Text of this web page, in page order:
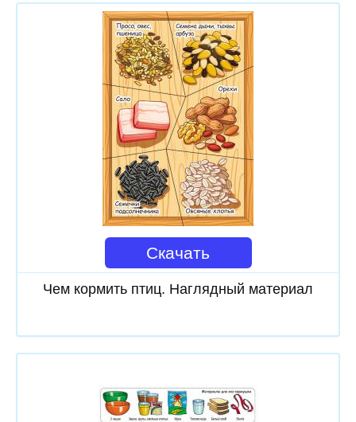
Скачать
Чем кормить птиц. Наглядный материал